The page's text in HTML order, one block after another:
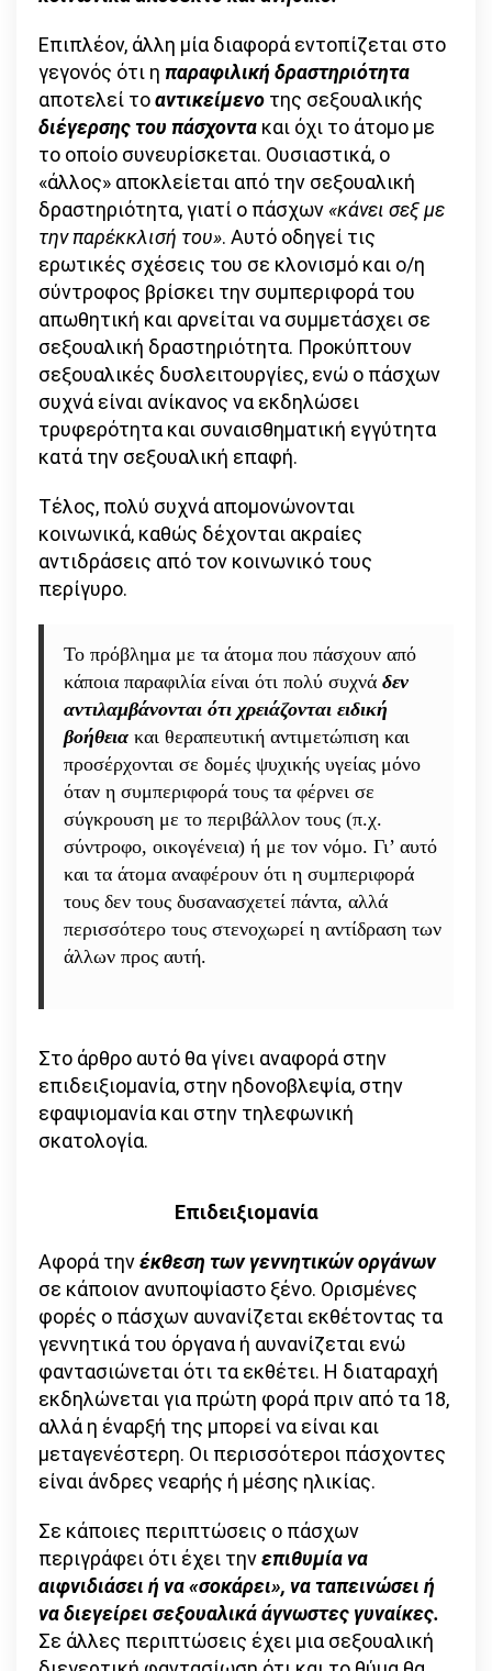
Επιπλέον, άλλη μία διαφορά εντοπίζεται στο
γεγονός ότι η παραφιλική δραστηριότητα
αποτελεί τοαντικείμενο της σεξουαλικής
διέγερσης του πάσχοντα και όχι το άτομο με
το οποίο συνευρίσκεται. Ουσιαστικά, ο
«άλλος» αποκλείεται από την σεξουαλική
δραστηριότητα, γιατί ο πάσχων«κάνει σεξ με
την παρέκκλισή του». Αυτό οδηγεί τις
ερωτικές σχέσεις του σε κλονισμό και ο/η
σύντροφος βρίσκει την συμπεριφορά του
απωθητική και αρνείται να συμμετάσχει σε
σεξουαλική δραστηριότητα. Προκύπτουν
σεξουαλικές δυσλειτουργίες, ενώ ο πάσχων
συχνά είναι ανίκανος να εκδηλώσει
τρυφερότητα και συναισθηματική εγγύτητα
κατά την σεξουαλική επαφή.
Τέλος, πολύ συχνά απομονώνονται
κοινωνικά, καθώς δέχονται ακραίες
αντιδράσεις από τον κοινωνικό τους
περίγυρο.
Το πρόβλημα με τα άτομα που πάσχουν από
κάποια παραφιλία είναι ότι πολύ συχνά δεν
αντιλαμβάνονται ότι χρειάζονται ειδική
βοήθειακαι θεραπευτική αντιμετώπιση και
προσέρχονται σε δομές ψυχικής υγείας μόνο
όταν η συμπεριφορά τους τα φέρνει σε
σύγκρουση με το περιβάλλον τους (π.χ.
σύντροφο, οικογένεια) ή με τον νόμο. Γι’ αυτό
και τα άτομα αναφέρουν ότι η συμπεριφορά
τους δεν τους δυσανασχετεί πάντα, αλλά
περισσότερο τους στενοχωρεί η αντίδραση των
άλλων προς αυτή.
Στο άρθρο αυτό θα γίνει αναφορά στην
επιδειξιομανία, στην ηδονοβλεψία, στην
εφαψιομανία και στην τηλεφωνική
σκατολογία.
Επιδειξιομανία
Αφορά τηνέκθεση των γεννητικών οργάνων
σε κάποιον ανυποψίαστο ξένο. Ορισμένες
φορές ο πάσχων αυνανίζεται εκθέτοντας τα
γεννητικά του όργανα ή αυνανίζεται ενώ
φαντασιώνεται ότι τα εκθέτει. Η διαταραχή
εκδηλώνεται για πρώτη φορά πριν από τα 18,
αλλά η έναρξή της μπορεί να είναι και
μεταγενέστερη. Οι περισσότεροι πάσχοντες
είναι άνδρες νεαρής ή μέσης ηλικίας.
Σε κάποιες περιπτώσεις ο πάσχων
περιγράφει ότι έχει τηνεπιθυμία να
αιφνιδιάσει ή να «σοκάρει», να ταπεινώσει ή
να διεγείρει σεξουαλικά άγνωστες γυναίκες.
Σε άλλες περιπτώσεις έχει μια σεξουαλική